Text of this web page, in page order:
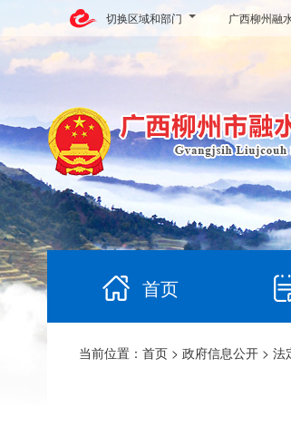
切换区域和部门 广西柳州融
首页
当前位置： 首页 > 政府信息公开 > 法